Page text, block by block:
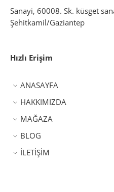
Sanayi, 60008. Sk. küsget
Şehitkamil/Gaziantep
Hızlı Erişim
ANASAYFA
HAKKIMIZDA
MAĞAZA
BLOG
İLETİŞİM